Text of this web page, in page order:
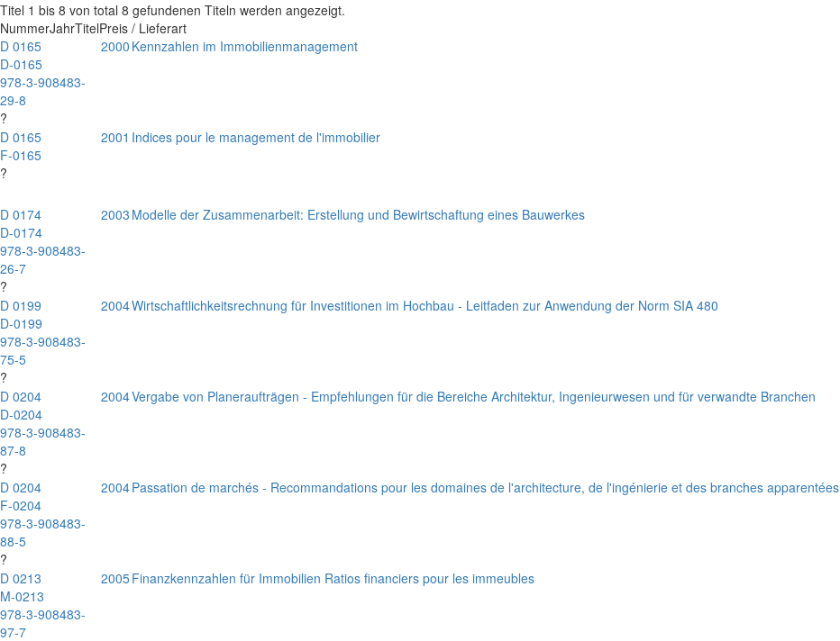
Titel 1 bis 8 von total 8 gefundenen Titeln werden angezeigt.
NummerJahrTitelPreis / Lieferart
D 0165
D-0165
978-3-908483-
29-8
?
2000 Kennzahlen im Immobilienmanagement
D 0165
F-0165
?
2001 Indices pour le management de l'immobilier
D 0174
D-0174
978-3-908483-
26-7
?
2003 Modelle der Zusammenarbeit: Erstellung und Bewirtschaftung eines Bauwerkes
D 0199
D-0199
978-3-908483-
75-5
?
2004Wirtschaftlichkeitsrechnung für Investitionen im Hochbau - Leitfaden zur Anwendung der Norm SIA 480
D 0204
D-0204
978-3-908483-
87-8
?
2004Vergabe von Planeraufträgen - Empfehlungen für die Bereiche Architektur, Ingenieurwesen und für verwandte Branchen
D 0204
F-0204
978-3-908483-
88-5
?
2004Passation de marchés - Recommandations pour les domaines de l'architecture, de l'ingénierie et des branches apparentées
D 0213
M-0213
978-3-908483-
97-7
2005Finanzkennzahlen für Immobilien Ratios financiers pour les immeubles